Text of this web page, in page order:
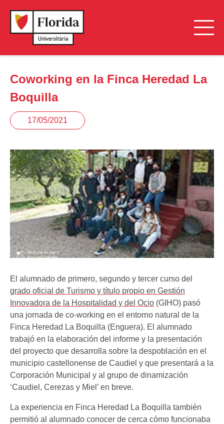
Coworking en la Finca Heredad La
Boquilla
17/05/2021
El alumnado de primero, segundo y tercer curso del
grado oficial de Turismo y título propio en Gestión
Innovadora de la Hospitalidad y del Ocio (GIHO) pasó
una jornada de co-working en el entorno natural de la
Finca Heredad La Boquilla (Enguera). El alumnado
trabajó en la elaboración del informe y la presentación
del proyecto que desarrolla sobre la despoblación en el
municipio castellonense de Caudiel y que presentará a la
Corporación Municipal y al grupo de dinamización
‘Caudiel, Cerezas y Miel’ en breve.
La experiencia en Finca Heredad La Boquilla también
permitió al alumnado conocer de cerca cómo funcionaba